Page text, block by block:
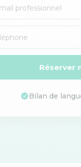
Réserver
Bilan de